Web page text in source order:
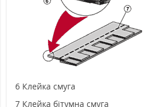
6 Клейка смуга
7 Клейка бітумна смуга